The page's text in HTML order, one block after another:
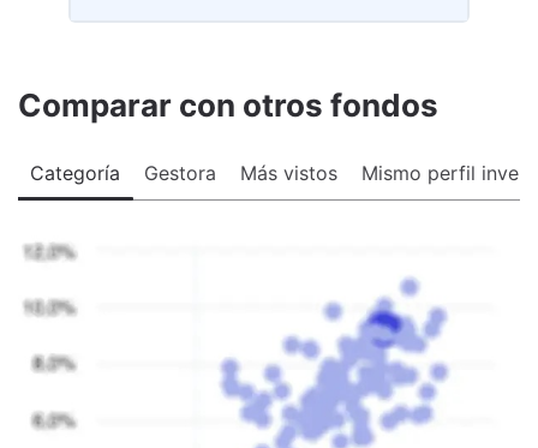
Comparar con otros fondos
Categoría Gestora Más vistos Mismo perfil